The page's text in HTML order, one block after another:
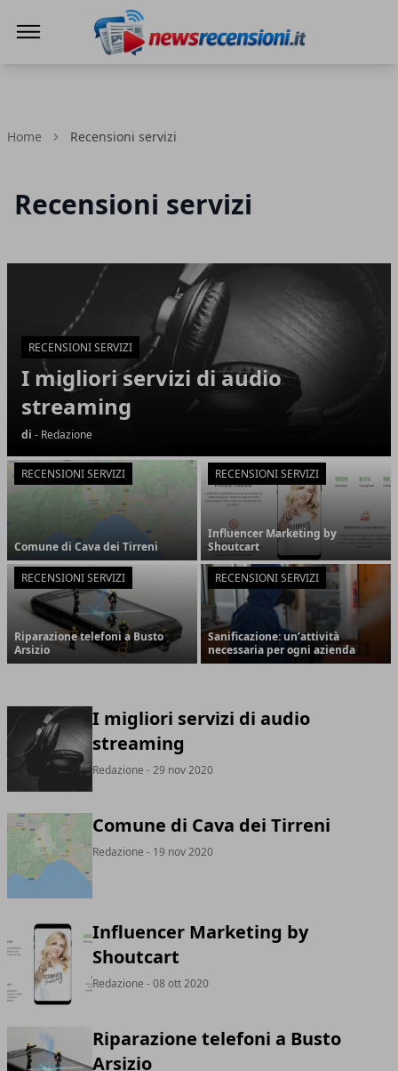
Home Recensioni servizi
Recensioni servizi
Articoli in Evidenza
RECENSIONI SERVIZI
I migliori servizi di audio
streaming
di - Redazione
RECENSIONI SERVIZI
Comune di Cava dei Tirreni
RECENSIONI SERVIZI
Influencer Marketing by
Shoutcart
RECENSIONI SERVIZI
Riparazione telefoni a Busto
Arsizio
RECENSIONI SERVIZI
Sanificazione: un’attività
necessaria per ogni azienda
I migliori servizi di audio
streaming
Redazione - 29 nov 2020
Comune di Cava dei Tirreni
Redazione - 19 nov 2020
Influencer Marketing by
Shoutcart
Redazione - 08 ott 2020
Riparazione telefoni a Busto
Arsizio